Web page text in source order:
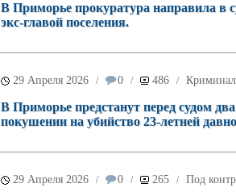
В Приморье прокуратура направила в
экс-главой поселения.
29 Апреля 2026 / 0 / 486 / Криминал
В Приморье предстанут перед судом
покушении на убийство 23‑летней
29 Апреля 2026 / 0 / 265 / Под